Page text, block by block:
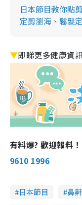
日本節目教你點
定剪瀏海、鬈髮
▼即睇更多健康資
有料爆? 歡迎報料
9610 1996
日本節目 鼻鼾